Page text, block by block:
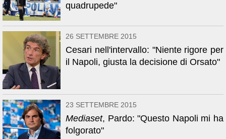
quadrupede"
26 SETTEMBRE 2015
Cesari nell'intervallo: "Niente rigore per
il Napoli, giusta la decisione di Orsato"
23 SETTEMBRE 2015
Mediaset, Pardo: "Questo Napoli mi ha
folgorato"